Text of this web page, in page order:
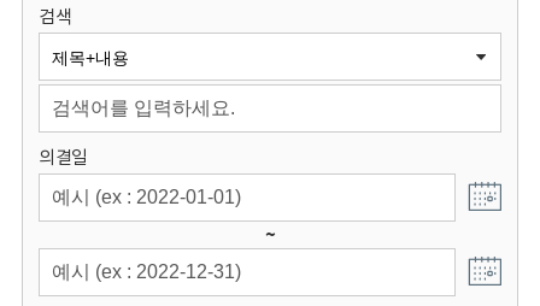
원
회
검색
의결일
~